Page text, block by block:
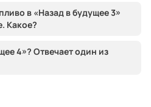
в «Назад в будущее 3»
Какое?
4»? Отвечает один из